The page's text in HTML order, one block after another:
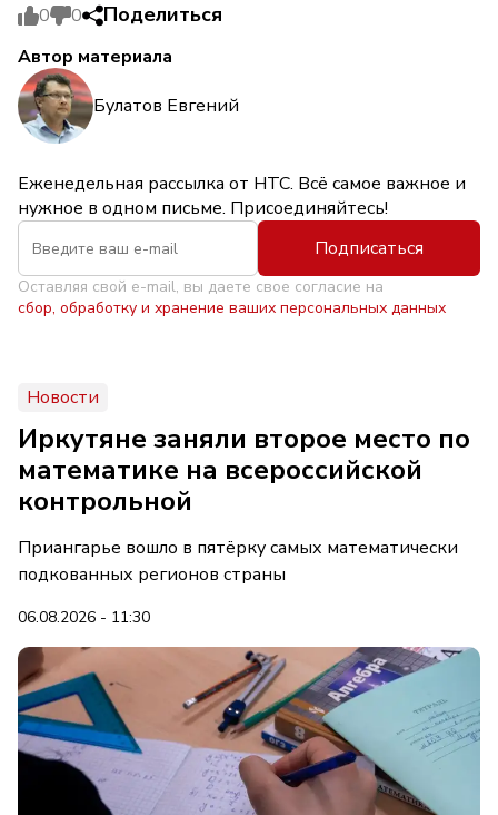
0 0 Поделиться
Автор материала
Булатов Евгений
Еженедельная рассылка от НТС. Всё самое важное и
нужное в одном письме. Присоединяйтесь!
Подписаться
Оставляя свой e-mail, вы даете свое согласие на
сбор, обработку и хранение ваших персональных данных
Новости
Иркутяне заняли второе место по
математике на всероссийской
контрольной
Приангарье вошло в пятёрку самых математически
подкованных регионов страны
06.08.2026 - 11:30